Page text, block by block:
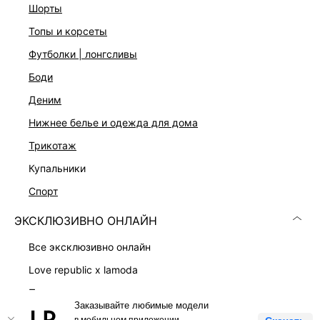
Заказывайте любимые модели
шорты
топы и корсеты
футболки | лонгсливы
боди
деним
нижнее белье и одежда для дома
трикотаж
купальники
спорт
ЭКСКЛЮЗИВНО ОНЛАЙН
все эксклюзивно онлайн
love republic x lamoda
костюмы
в AppStore
КОМПАНИЯ
КЛИЕНТАМ
ЛИЧНЫЙ КАБИНЕТ
LOVE REPUBLIC © 2009 - 2026